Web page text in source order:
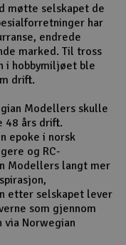
møtte selskapet de
har
endrede
marked. Til tross
i hobbymiljøet ble
drift.
Modellers skulle
48 års drift.
epoke i norsk
og RC-
Modellers langt mer
etter selskapet lever
som gjennom
via Norwegian